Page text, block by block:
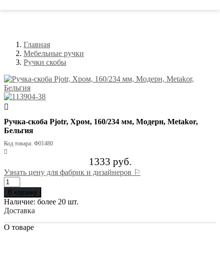
Главная
Мебельные ручки
Ручки скобы
Ручка-скоба Pjotr, Хром, 160/234 мм, Модерн, Metakor,
Бельгия
Код товара: Ф01480
1333 руб.
Узнать цену для фабрик и дизайнеров ⚐
В корзину
Наличие: более 20 шт.
Доставка
О товаре